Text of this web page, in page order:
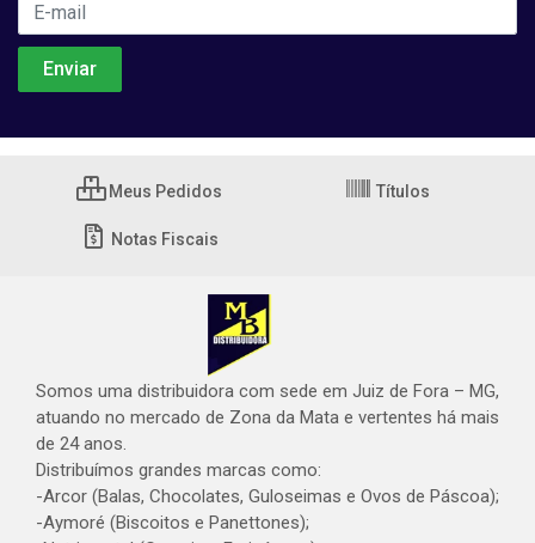
Meus Pedidos Títulos
Notas Fiscais
Somos uma distribuidora com sede em Juiz de Fora – MG,
atuando no mercado de Zona da Mata e vertentes há mais
de 24 anos.
Distribuímos grandes marcas como:
-Arcor (Balas, Chocolates, Guloseimas e Ovos de Páscoa);
-Aymoré (Biscoitos e Panettones);